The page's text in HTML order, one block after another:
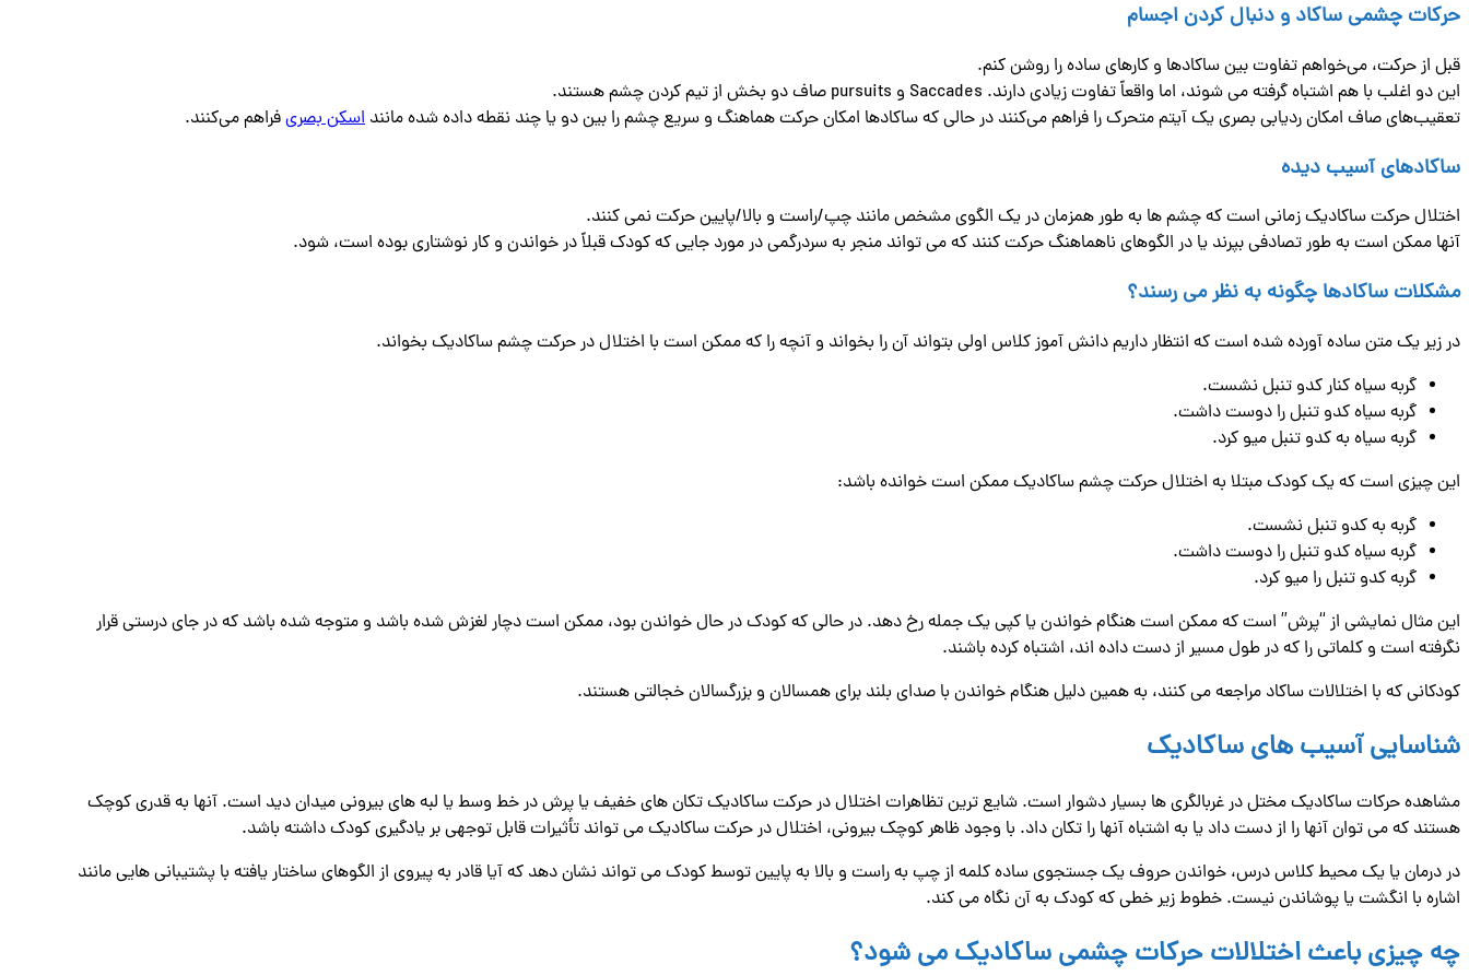
حرکات چشمی ساکاد و دنبال کردن اجسام
قبل از حرکت، می‌خواهم تفاوت بین ساکادها و کارهای ساده را روشن کنم.
این دو اغلب با هم اشتباه گرفته می شوند، اما واقعاً تفاوت زیادی دارند. Saccades و pursuits صاف دو بخش از تیم کردن چشم هستند.
تعقیب‌های صاف امکان ردیابی بصری یک آیتم متحرک را فراهم می‌کنند در حالی که ساکادها امکان حرکت هماهنگ و سریع چشم را بین دو یا چند نقطه داده شده مانند اسکن بصریفراهم می‌کنند.
ساکادهای آسیب دیده
اختلال حرکت ساکادیک زمانی است که چشم ها به طور همزمان در یک الگوی مشخص مانند چپ/راست و بالا/پایین حرکت نمی کنند.
آنها ممکن است به طور تصادفی بپرند یا در الگوهای ناهماهنگ حرکت کنند که می تواند منجر به سردرگمی در مورد جایی که کودک قبلاً در خواندن و کار نوشتاری بوده است، شود.
مشکلات ساکادها چگونه به نظر می رسند؟
در زیر یک متن ساده آورده شده است که انتظار داریم دانش آموز کلاس اولی بتواند آن را بخواند و آنچه را که ممکن است با اختلال در حرکت چشم ساکادیک بخواند.
گربه سیاه کنار کدو تنبل نشست.
گربه سیاه کدو تنبل را دوست داشت.
گربه سیاه به کدو تنبل میو کرد.
این چیزی است که یک کودک مبتلا به اختلال حرکت چشم ساکادیک ممکن است خوانده باشد:
گربه به کدو تنبل نشست.
گربه سیاه کدو تنبل را دوست داشت.
گربه کدو تنبل را میو کرد.
این مثال نمایشی از “پرش” است که ممکن است هنگام خواندن یا کپی یک جمله رخ دهد. در حالی که کودک در حال خواندن بود، ممکن است دچار لغزش شده باشد و متوجه شده باشد که در جای درستی قرار
نگرفته است و کلماتی را که در طول مسیر از دست داده اند، اشتباه کرده باشند.
کودکانی که با اختلالات ساکاد مراجعه می کنند، به همین دلیل هنگام خواندن با صدای بلند برای همسالان و بزرگسالان خجالتی هستند.
شناسایی آسیب های ساکادیک
مشاهده حرکات ساکادیک مختل در غربالگری ها بسیار دشوار است. شایع ترین تظاهرات اختلال در حرکت ساکادیک تکان های خفیف یا پرش در خط وسط یا لبه های بیرونی میدان دید است. آنها به قدری کوچک
هستند که می توان آنها را از دست داد یا به اشتباه آنها را تکان داد. با وجود ظاهر کوچک بیرونی، اختلال در حرکت ساکادیک می تواند تأثیرات قابل توجهی بر یادگیری کودک داشته باشد.
در درمان یا یک محیط کلاس درس، خواندن حروف یک جستجوی ساده کلمه از چپ به راست و بالا به پایین توسط کودک می تواند نشان دهد که آیا قادر به پیروی از الگوهای ساختار یافته با پشتیبانی هایی مانند
اشاره با انگشت یا پوشاندن نیست. خطوط زیر خطی که کودک به آن نگاه می کند.
چه چیزی باعث اختلالات حرکات چشمی ساکادیک می شود؟